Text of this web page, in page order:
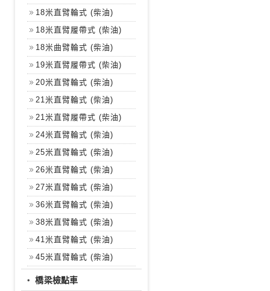
18米直臂輪式 (柴油)
18米直臂履帶式 (柴油)
18米曲臂輪式 (柴油)
19米直臂履帶式 (柴油)
20米直臂輪式 (柴油)
21米直臂輪式 (柴油)
21米直臂履帶式 (柴油)
24米直臂輪式 (柴油)
25米直臂輪式 (柴油)
26米直臂輪式 (柴油)
27米直臂輪式 (柴油)
36米直臂輪式 (柴油)
38米直臂輪式 (柴油)
41米直臂輪式 (柴油)
45米直臂輪式 (柴油)
‧橋梁檢點車